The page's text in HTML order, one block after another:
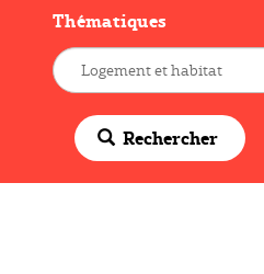
Thématiques
Rechercher